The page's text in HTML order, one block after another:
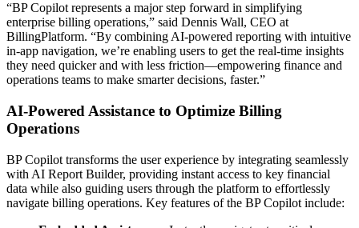
“BP Copilot represents a major step forward in simplifying
enterprise billing operations,” said Dennis Wall, CEO at
BillingPlatform. “By combining AI-powered reporting with intuitive
in-app navigation, we’re enabling users to get the real-time insights
they need quicker and with less friction—empowering finance and
operations teams to make smarter decisions, faster.”
AI-Powered Assistance to Optimize Billing
Operations
BP Copilot transforms the user experience by integrating seamlessly
with AI Report Builder, providing instant access to key financial
data while also guiding users through the platform to effortlessly
navigate billing operations. Key features of the BP Copilot include: